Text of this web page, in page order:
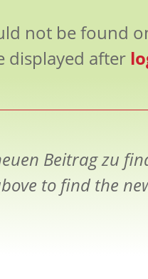
not be found
displayed after
Beitrag zu
to find the